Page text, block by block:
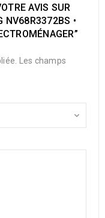
AVIS SUR
NV68R3372BS •
Les champs